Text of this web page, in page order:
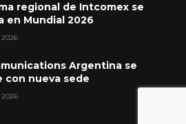
regional de Intcomex se
en Mundial 2026
2026
Argentina se
con nueva sede
2026